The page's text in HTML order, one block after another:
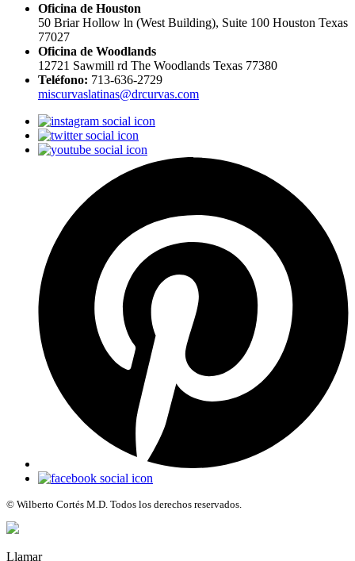
Oficina de Houston
50 Briar Hollow ln (West Building), Suite 100 Houston Texas
77027
Oficina de Woodlands
12721 Sawmill rd The Woodlands Texas 77380
Teléfono: 713-636-2729
miscurvaslatinas@drcurvas.com
© Wilberto Cortés M.D. Todos los derechos reservados.
Llamar